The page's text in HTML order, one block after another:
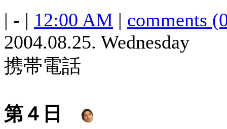
| - | 12:00 AM | comments
2004.08.25. Wednesday
携帯電話
第４日